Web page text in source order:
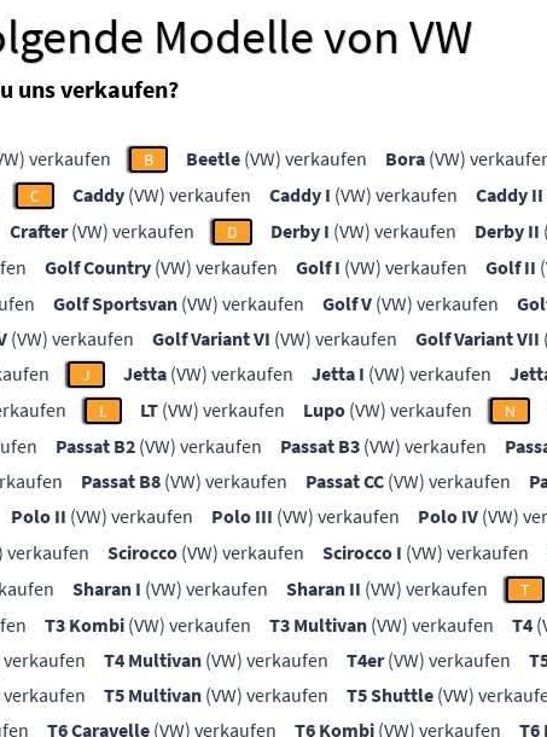
Modelle von VW
uns verkaufen?
verkaufen B Beetle (VW) verkaufen Bora (VW)
C Caddy (VW) verkaufen Caddy I (VW) verkaufen Caddy II
Crafter(VW) verkaufen D Derby I (VW) verkaufen Derby II
Golf Country (VW) verkaufen Golf I (VW) verkaufen Golf II
Golf Sportsvan (VW) verkaufen Golf V (VW) verkaufen
(VW) verkaufen Golf Variant VI (VW) verkaufen Golf Variant VII
J Jetta (VW) verkaufen Jetta I (VW) verkaufen
L LT (VW) verkaufen Lupo (VW) verkaufen N
Passat B2 (VW) verkaufen Passat B3 (VW) verkaufen
Passat B8 (VW) verkaufen Passat CC (VW) verkaufen
Polo II (VW) verkaufen Polo III (VW) verkaufen Polo IV (VW)
verkaufen Scirocco (VW) verkaufen Scirocco I (VW) verkaufen
Sharan I (VW) verkaufen Sharan II (VW) verkaufen T
T3 Kombi (VW) verkaufen T3 Multivan (VW) verkaufen T4
verkaufen T4 Multivan (VW) verkaufen T4er(VW) verkaufen
verkaufen T5 Multivan (VW) verkaufen T5 Shuttle (VW)
T6 Caravelle (VW) verkaufen T6 Kombi (VW) verkaufen T6